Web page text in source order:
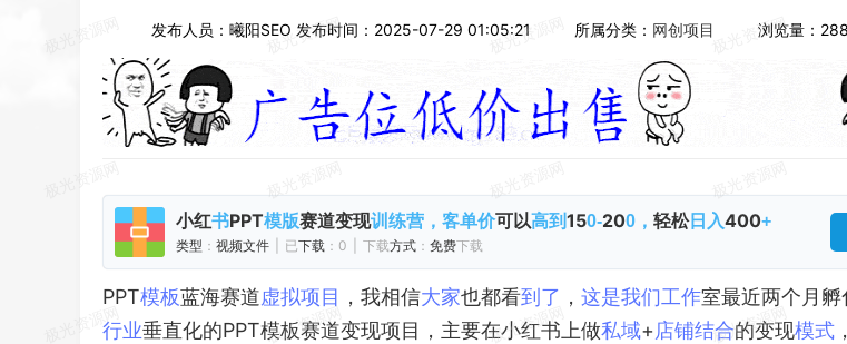
发布人员：曦阳SEO 发布时间：2025-07-29 01:05:21 所属分类： 网创项目 浏览量：288
小红书PPT模版赛道变现训练营，客单价可以高到150-200， 轻松日入400+
类型 ： 视频文件 已下载 ：0 下载方式 ： 免费下载
PPT模板蓝海赛道虚拟项目 ，我相信大家也都看到了 ， 这是我们工作室最近两个月孵
行业垂直化的PPT模板赛道变现项目，主要在小红书上做私域+店铺结合的变现模式 ，